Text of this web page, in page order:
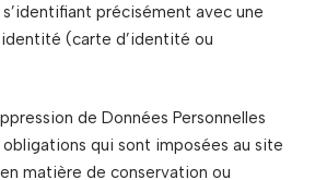
précisément avec une
(carte d’identité ou
de Données Personnelles
qui sont imposées au site
matière de conservation ou